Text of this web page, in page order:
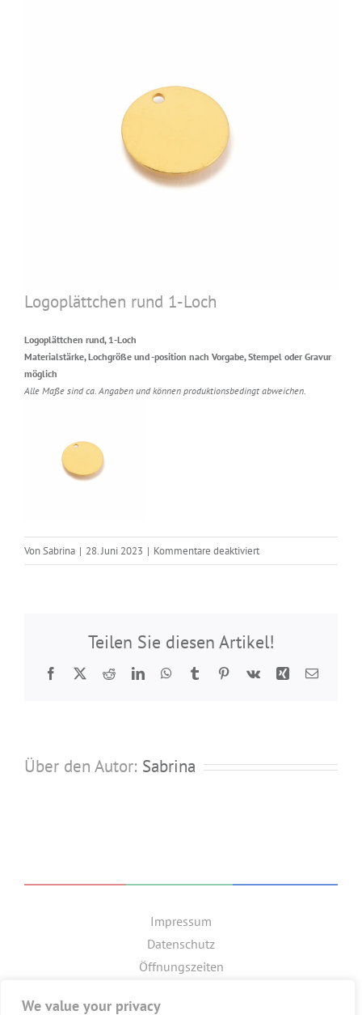
We value your privacy
Logoplättchen rund 1-Loch
Logoplättchen rund, 1-Loch
Materialstärke, Lochgröße und -position nach Vorgabe, Stempel oder Gravur
möglich
Alle Maße sind ca. Angaben und können produktionsbedingt abweichen.
VonSabrina | 28. Juni 2023 | Kommentare deaktiviertfür
Logoplättchen
Teilen Sie diesen Artikel!
Facebook
TwitterRedditLinkedInWhatsApp
TumblrPinterest
Vk Xing E-
Über den Autor: Sabrina
Impressum
Datenschutz
Öffnungszeiten
GET SOCIAL